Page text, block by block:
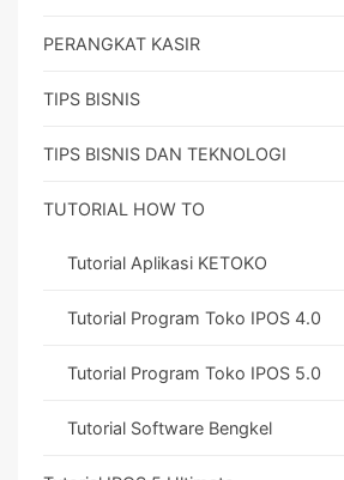
PERANGKAT KASIR
TIPS BISNIS
TIPS BISNIS DAN TEKNOLOGI
TUTORIAL HOW TO
Tutorial Aplikasi KETOKO
Tutorial Program Toko IPOS 4.0
Tutorial Program Toko IPOS 5.0
Tutorial Software Bengkel